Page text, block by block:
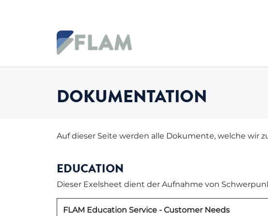
DOKUMENTATION
Auf dieser Seite werden alle Dokumente, welche wir
EDUCATION
Dieser Exelsheet dient der Aufnahme von
FLAM Education Service - Customer Needs